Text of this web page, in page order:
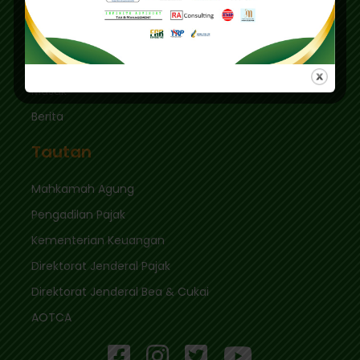
sekretariat@ikpi.or.id
Tautan Cepat
Masuk
Berita
Tautan
Mahkamah Agung
Pengadilan Pajak
Kementerian Keuangan
Direktorat Jenderal Pajak
Direktorat Jenderal Bea & Cukai
AOTCA